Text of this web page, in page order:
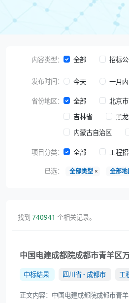
内容类型： 全部 招标
发布时间： 今天 一月内
省份地区： 全部 北京市
吉林省
黑
内蒙古自治区
项目分类： 全部 工程
已选： 全部类型 × 全部地
找到 740941 个相关记录。
中国电建成都院成都市青羊区
中标结果 四川省 - 成都市 工
正文内容：中国电建成都院成都市青